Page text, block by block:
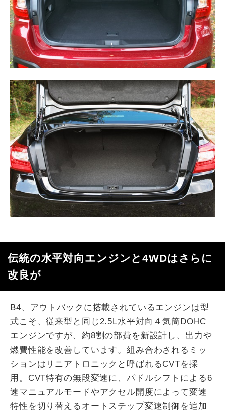
伝統の水平対向エンジンと4WDはさらに
改良が
B4、アウトバックに搭載されているエンジンは型
式こそ、従来型と同じ2.5L水平対向４気筒DOHC
エンジンですが、約8割の部費を新設計し、出力や
燃費性能を改善しています。組み合わされるミッ
ションはリニアトロニックと呼ばれるCVTを採
用。CVT特有の無段変速に、パドルシフトによる6
速マニュアルモードやアクセル開度によって変速
特性を切り替えるオートステップ変速制御を追加